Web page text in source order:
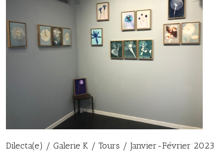
Dilecta(e) / Galerie K / Tours / Janvier-Février 2023